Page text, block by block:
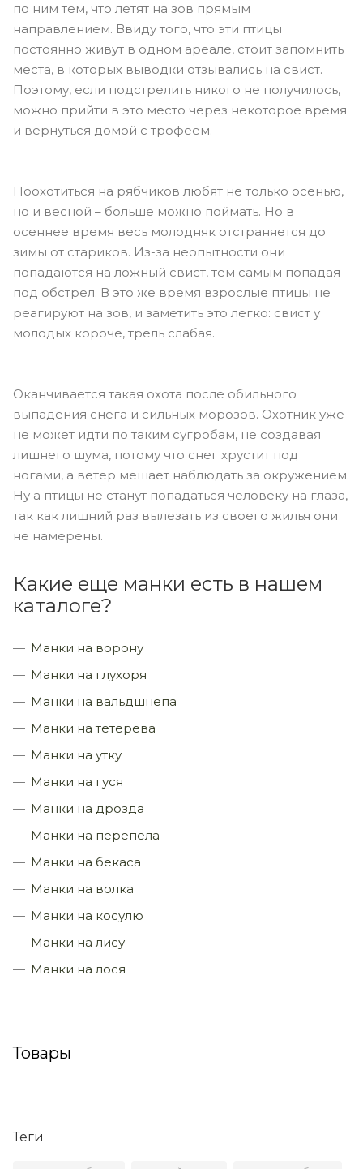
по ним тем, что летят на зов прямым
направлением. Ввиду того, что эти птицы
постоянно живут в одном ареале, стоит запомнить
места, в которых выводки отзывались на свист.
Поэтому, если подстрелить никого не получилось,
можно прийти в это место через некоторое время
и вернуться домой с трофеем.
Поохотиться на рябчиков любят не только осенью,
но и весной – больше можно поймать. Но в
осеннее время весь молодняк отстраняется до
зимы от стариков. Из-за неопытности они
попадаются на ложный свист, тем самым попадая
под обстрел. В это же время взрослые птицы не
реагируют на зов, и заметить это легко: свист у
молодых короче, трель слабая.
Оканчивается такая охота после обильного
выпадения снега и сильных морозов. Охотник уже
не может идти по таким сугробам, не создавая
лишнего шума, потому что снег хрустит под
ногами, а ветер мешает наблюдать за окружением.
Ну а птицы не станут попадаться человеку на глаза,
так как лишний раз вылезать из своего жилья они
не намерены.
Какие еще манки есть в нашем
каталоге?
Манки на ворону
Манки на глухоря
Манки на вальдшнепа
Манки на тетерева
Манки на утку
Манки на гуся
Манки на дрозда
Манки на перепела
Манки на бекаса
Манки на волка
Манки на косулю
Манки на лису
Манки на лося
Товары
Теги